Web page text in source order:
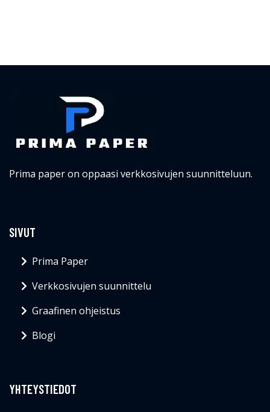
Prima paper on oppaasi verkkosivujen suunnitteluun.
SIVUT
Prima Paper
Verkkosivujen suunnittelu
Graafinen ohjeistus
Blogi
YHTEYSTIEDOT